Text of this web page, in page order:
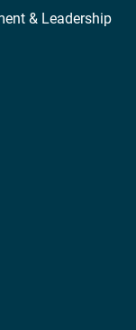
& Leadership